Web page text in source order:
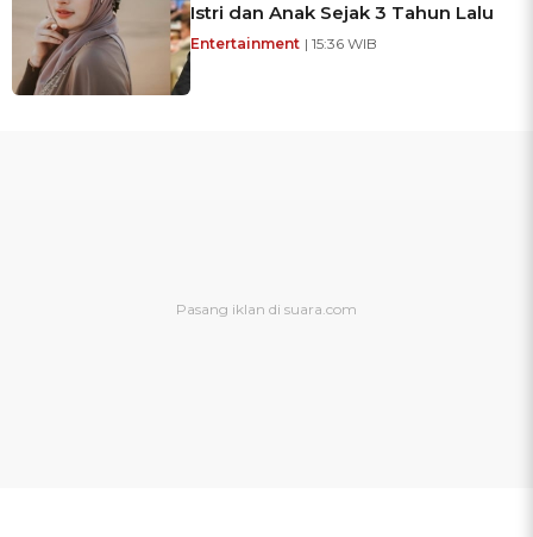
Istri dan Anak Sejak 3 Tahun Lalu
Entertainment | 15:36 WIB